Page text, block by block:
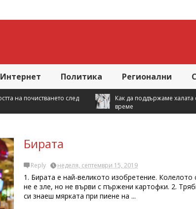
Интернет Политика Регионални
Как да поддържаме халата си мек и свеж по-дълго
Бирата
Reply неделя, септември 15, 2019
1. Бирата е най-великото изобретение.
не е зле, но не върви с пържени картофки. 2.
си знаеш мярката при пиене на ...